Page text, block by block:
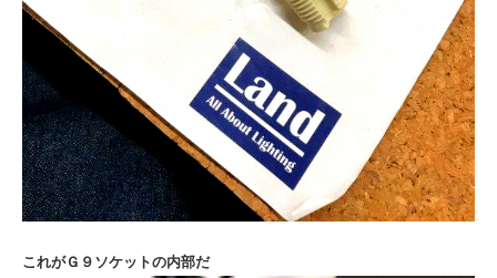
これがＧ９ソケットの内部だ